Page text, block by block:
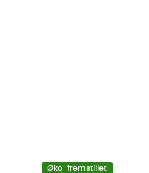
Øko-fremstillet